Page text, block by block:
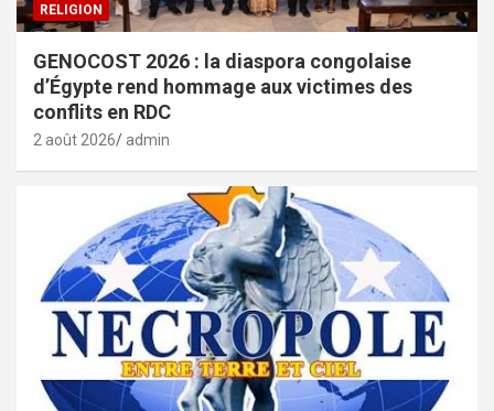
RELIGION
GENOCOST 2026 : la diaspora congolaise
d’Égypte rend hommage aux victimes des
conflits en RDC
2 août 2026 admin